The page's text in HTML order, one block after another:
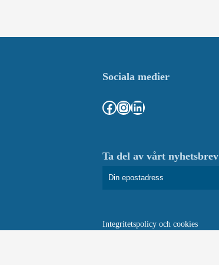
Sociala medier
Facebook InstagramLinkedIn
Ta del av vårt nyhetsbrev
Integritetspolicy och cookies